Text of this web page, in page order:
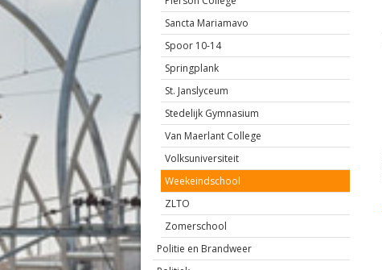
Sancta Mariamavo
Spoor 10-14
Springplank
St. Janslyceum
Stedelijk Gymnasium
Van Maerlant College
Volksuniversiteit
Weekeindschool
ZLTO
Zomerschool
Politie en Brandweer